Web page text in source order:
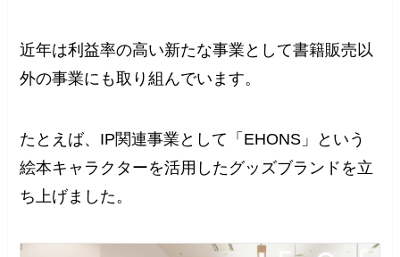
近年は利益率の高い新たな事業として書籍販売以
外の事業にも取り組んでいます。
たとえば、IP関連事業として「EHONS」という
絵本キャラクターを活用したグッズブランドを立
ち上げました。